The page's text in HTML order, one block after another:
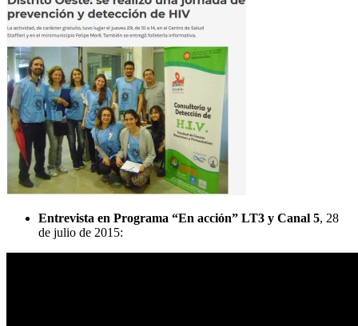
Entrevista en Programa “En acción” LT3 y Canal 5, 28
de julio de 2015: